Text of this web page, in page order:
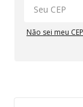
Não sei meu CEP